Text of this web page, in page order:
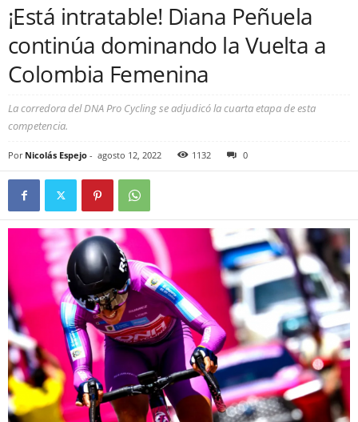
¡Está intratable! Diana Peñuela
continúa dominando la Vuelta a
Colombia Femenina
La corredora del DNA Pro Cycling se adjudicó la cuarta etapa de esta
competencia.
Por Nicolás Espejo - agosto 12, 2022 1132 0